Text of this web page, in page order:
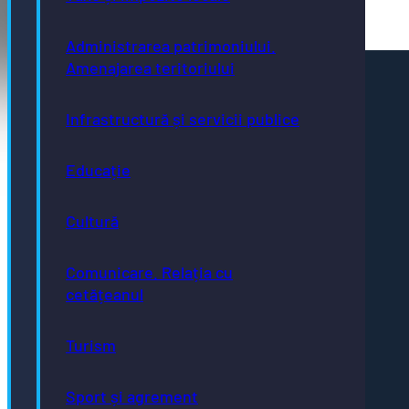
Administrarea patrimoniului.
Amenajarea teritoriului
Infrastructură și servicii publice
Educație
Cultură
Comunicare. Relația cu
cetățeanul
Turism
Sport și agrement
Adresă
Piaţa Centrală nr.6 Bistriţa, 420040
primaria@municipiulbistrita.ro
Acte necesare
Evidența persoanelor